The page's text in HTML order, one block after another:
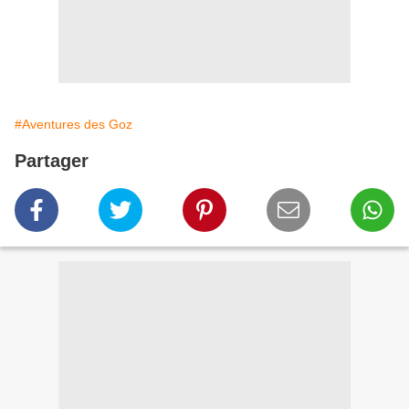
#Aventures des Goz
Partager